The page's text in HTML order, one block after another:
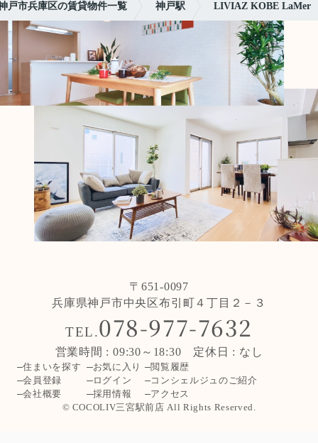
戸市兵庫区の賃貸物件一覧 神戸駅 LIVIAZ KOBE LaMer
〒651-0097
兵庫県神戸市中央区布引町４丁目２－３
TEL.078-977-7632
営業時間 : 09:30～18:30 定休日 : なし
住まいを探す お気に入り
閲覧履歴
会員登録
ログイン
コンシェルジュのご紹介
会社概要
採用情報
アクセス
© COCOLIV三宮駅前店 All Rights Reserved.